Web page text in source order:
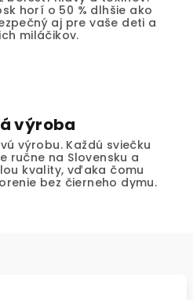
horí o 50 % dlhšie ako
aj pre vaše deti a
miláčikov.
výroba
výrobu. Každú sviečku
ručne na Slovensku a
kvality, vďaka čomu
bez čierneho dymu.